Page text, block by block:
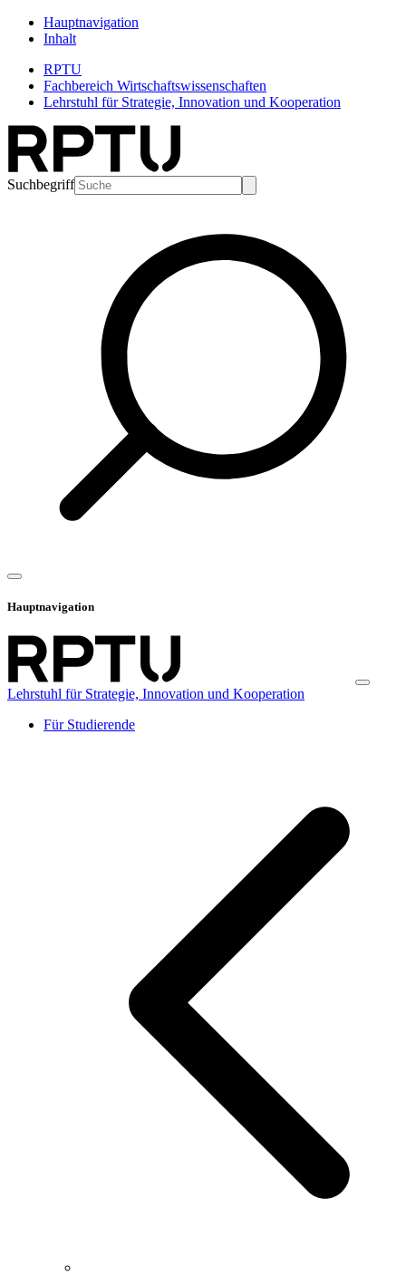
Hauptnavigation
Inhalt
RPTU
Fachbereich Wirtschaftswissenschaften
Lehrstuhl für Strategie, Innovation und Kooperation
Suchbegriff
Hauptnavigation
Lehrstuhl für Strategie, Innovation und Kooperation
Für Studierende